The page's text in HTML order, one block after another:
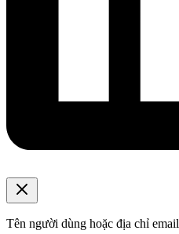
Tên người dùng hoặc địa chỉ email